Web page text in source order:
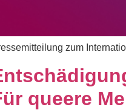
zum
queere